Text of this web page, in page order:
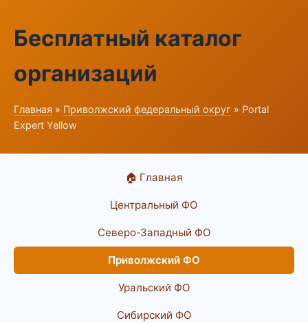
Бесплатный каталог
организаций
Главная » Приволжский федеральный округ » Portal
Expert Yellow
🏠 Главная
Центральный ФО
Северо-Западный ФО
Приволжский ФО
Уральский ФО
Сибирский ФО